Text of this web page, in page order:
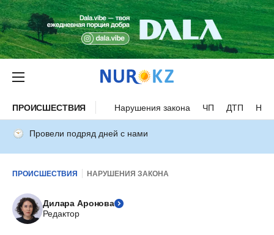
ПРОИСШЕСТВИЯ Нарушения закона ЧП ДТП
Провели подряд дней с нами
ПРОИСШЕСТВИЯ НАРУШЕНИЯ ЗАКОНА
Дилара Аронова
Редактор